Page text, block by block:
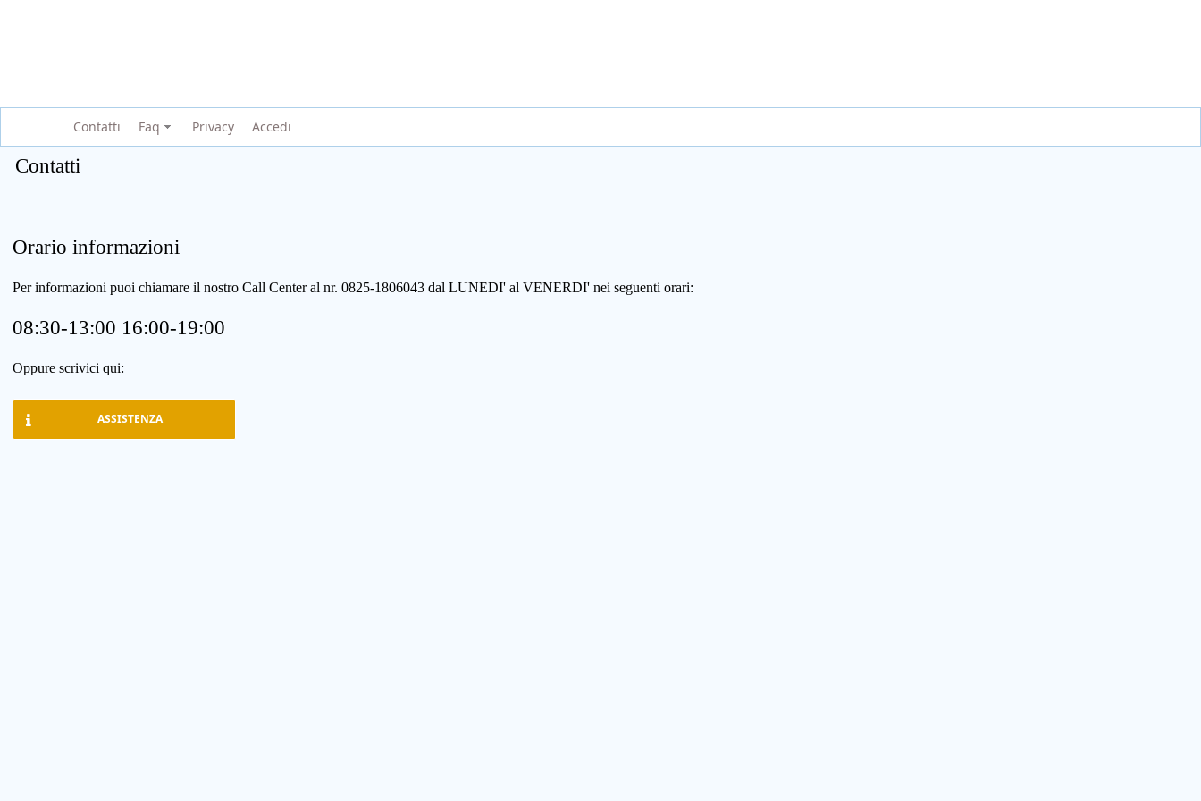
Contatti Faq Privacy Accedi
Contatti
Orario informazioni
Per informazioni puoi chiamare il nostro Call Center al nr. 0825-1806043 dal LUNEDI' al VENERDI' nei seguenti orari:
08:30-13:00 16:00-19:00
Oppure scrivici qui:
ASSISTENZA